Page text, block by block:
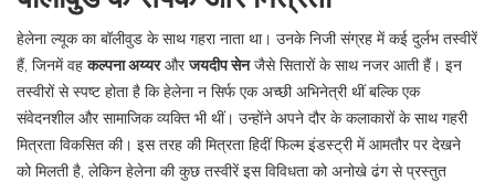
हेलेना ल्यूक का बॉलीवुड के साथ गहरा नाता था। उनके निजी संग्रह में कई दुर्लभ तस्वीरें
हैं, जिनमें वहकल्पना अय्यरऔरजयदीप सेनजैसे सितारों के साथ नजर आती हैं। इन
तस्वीरों से स्पष्ट होता है कि हेलेना न सिर्फ एक अच्छी अभिनेत्री थीं बल्कि एक
संवेदनशील और सामाजिक व्यक्ति भी थीं। उन्होंने अपने दौर के कलाकारों के साथ गहरी
मित्रता विकसित की। इस तरह की मित्रता हिदीं फिल्म इंडस्ट्री में आमतौर पर देखने
को मिलती है, लेकिन हेलेना की कुछ तस्वीरें इस विविधता को अनोखे ढंग से प्रस्तुत